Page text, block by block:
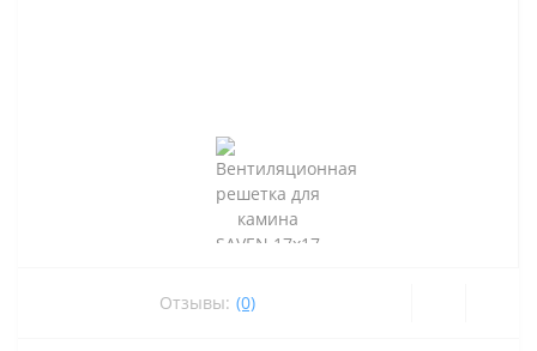
Отзывы: (0)